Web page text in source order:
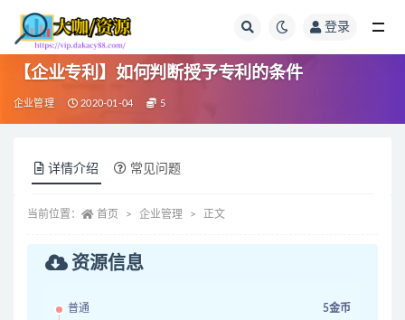
登录
【企业专利】如何判断授予专利的条件
企业管理 2020-01-04 5
详情介绍 常见问题
当前位置： 首页 企业管理 正文
资源信息
普通 5金币
全部